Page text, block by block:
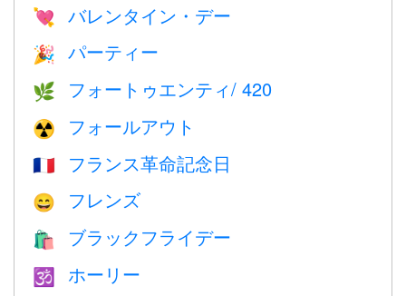
💘 バレンタイン・デー
🎉 パーティー
🌿 フォートゥエンティ/ 420
☢️ フォールアウト
🇫🇷 フランス革命記念日
😄 フレンズ
🛍 ブラックフライデー
🕉 ホーリー